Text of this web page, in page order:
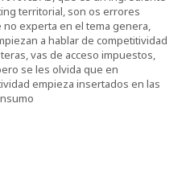
territorial, son os errores
experta en el tema genera,
a hablar de competitividad
vas de acceso impuestos,
se les olvida que en
empieza insertados en las